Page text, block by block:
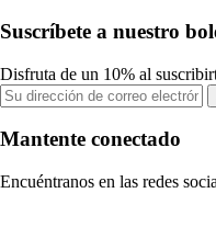
Suscríbete a nuestro
Disfruta de un 10% al
Mantente conectado
Encuéntranos en las redes